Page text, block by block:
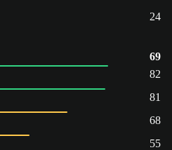
24
69
82
81
68
55